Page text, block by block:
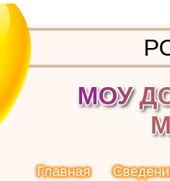
МОУ Д
Главная